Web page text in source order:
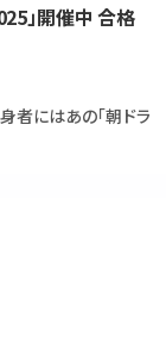
」開催中 合格
者にはあの「朝ドラ